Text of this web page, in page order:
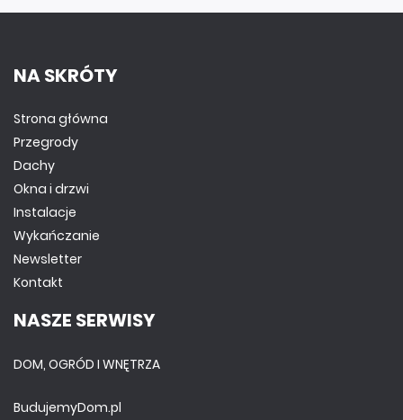
NA SKRÓTY
Strona główna
Przegrody
Dachy
Okna i drzwi
Instalacje
Wykańczanie
Newsletter
Kontakt
NASZE SERWISY
DOM, OGRÓD I WNĘTRZA
BudujemyDom.pl